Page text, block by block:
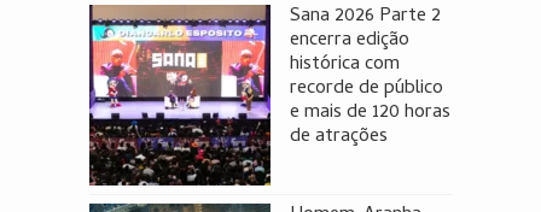
Sana 2026 Parte 2
encerra edição
histórica com
recorde de público
e mais de 120 horas
de atrações